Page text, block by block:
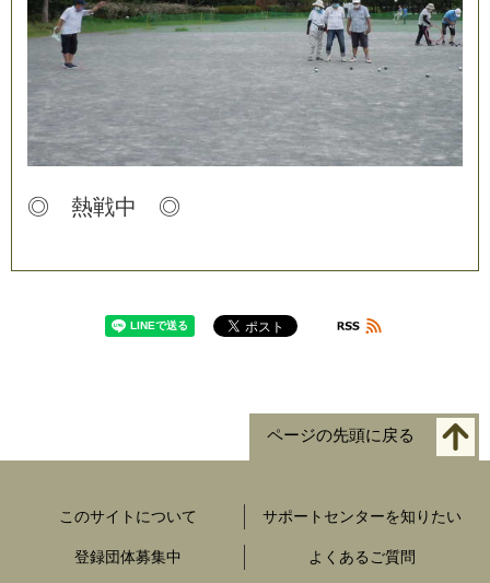
◎ 熱戦中 ◎
ページの先頭に戻る
このサイトについて サポートセンターを知りたい
登録団体募集中 よくあるご質問